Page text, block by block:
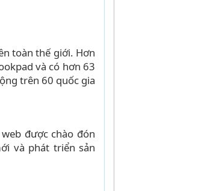
toàn thế giới. Hơn
và có hơn 63
trên 60 quốc gia
được chào đón
và phát triển sản